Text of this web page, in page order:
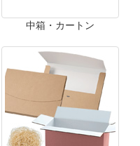
中箱・カートン